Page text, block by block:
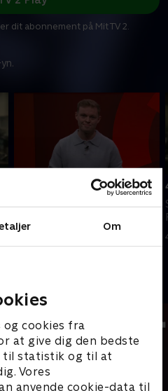
Om
og cookies fra
at give dig den bedste
til statistik og til at
Vores
anvende cookie-data til
dit abonnement på Mit TV 2.